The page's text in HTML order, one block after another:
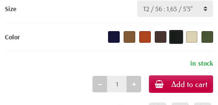
Size
Color
in stock
Add to cart